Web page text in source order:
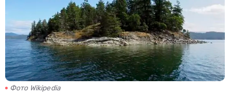
Фото Wikipedia